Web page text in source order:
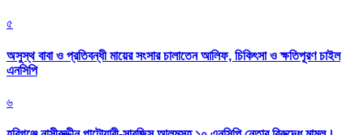
৫
অসুস্থ বাবা ও প্রতিবন্ধী মায়ের সংসার চালাতেন আলিফ, চিকিৎসা ও ক্ষতিপূরণ চাইল
এনসিপি
৬